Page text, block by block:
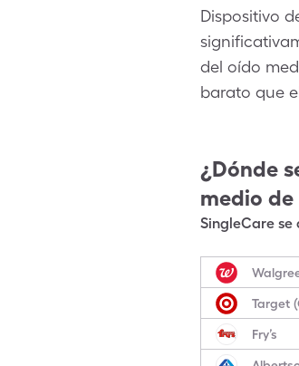
Dispositivo
del oído
barato que
¿Dónde
medio de
SingleCare
Target
Fry’s